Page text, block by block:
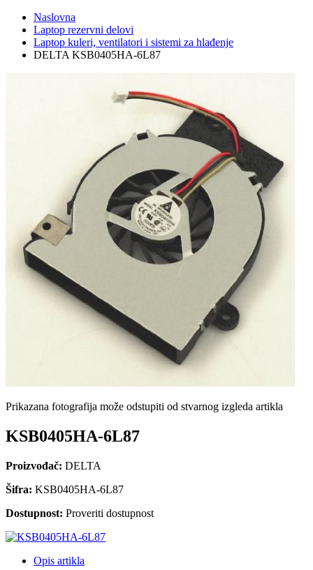
Naslovna
Laptop rezervni delovi
Laptop kuleri, ventilatori i sistemi za hlađenje
DELTA KSB0405HA-6L87
Prikazana fotografija može odstupiti od stvarnog izgleda artikla
KSB0405HA-6L87
Proizvođač: DELTA
Šifra: KSB0405HA-6L87
Dostupnost: Proveriti dostupnost
Opis artikla